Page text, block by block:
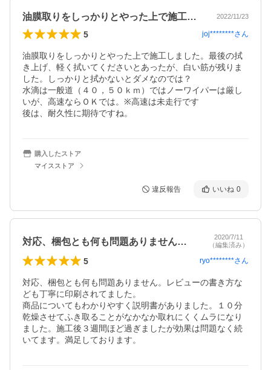
油膜取りをしっかりとやった上で施工しま… 2022/11/23
5 joj********さん
油膜取りをしっかりとやった上で施工しました。最後の拭
き上げ、軽く拭いてくださいとあったが、白い筋が残りま
した。しっかりと拭かないとダメなのでは？
水滴は一般道（４０，５０ｋｍ）ではノーワイパーは厳し
いが、高速ならＯＫでは。※高速は未走行です
後は、耐久性に期待ですね。
購入したストア
マイスストア
違反報告 いいね 0
対応、梱包とも何も問題ありません。レビ…
2020/7/11
（編集済み）
5 ryo********さん
対応、梱包とも何も問題ありません。レビューの書き方な
ども丁寧に印刷されてました。
商品についてもわかりやすく説明書がありました。１０分
乾燥させてふき取ることがなかなか取れにくくムラになり
ました。施工後３週間ほど過ぎましたが効果は問題なく続
いてます。満足しております。